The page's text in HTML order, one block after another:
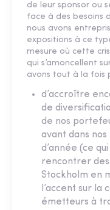
de leur sponsor ou
face à des besoins
nous avons
expositions à ce
mesure où cette
qui s’amoncellent
avons tout à la fois
d’accroître
de
de nos
avant dans
d’année (ce
rencontrer
Stockholm en
l’accent sur la
émetteurs à